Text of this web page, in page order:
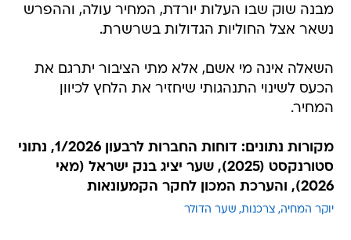
מבנה שוק שבו העלות יורדת, המחיר עולה, וההפרש
נשאר אצל החוליות הגדולות בשרשרת.
השאלה אינה מי אשם, אלא מתי הציבור יתרגם את
הכעס לשינוי התנהגותי שיחזיר את הלחץ לכיוון
המחיר.
מקורות נתונים: דוחות החברות לרבעון 1/2026, נתוני
סטורנקסט (2025), שער יציג בנק ישראל (מאי
2026), והערכת המכון לחקר הקמעונאות
יוקר המחיה צרכנות שער הדולר